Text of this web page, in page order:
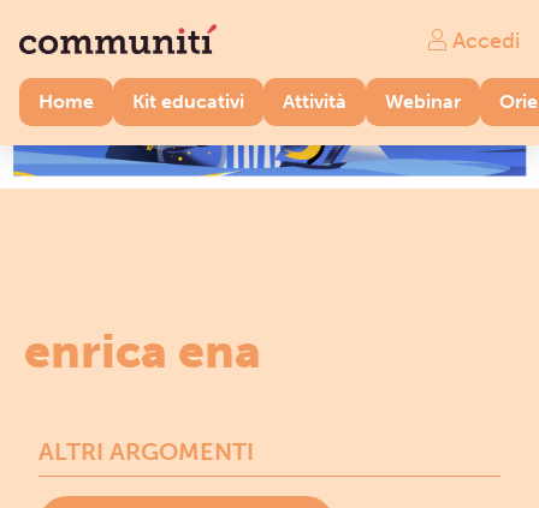
Home Kit educativi Attività Webinar
Accedi
enrica ena
ALTRI ARGOMENTI